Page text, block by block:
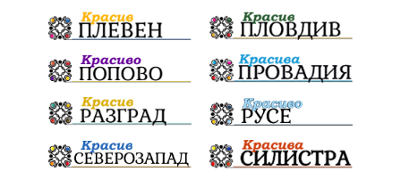
ИвелинМихайлов АнгелинаПопова
Социална политика партия "Мафия" Съд
Сигурност Училища Доброволци
културно наследство Задържане под стража